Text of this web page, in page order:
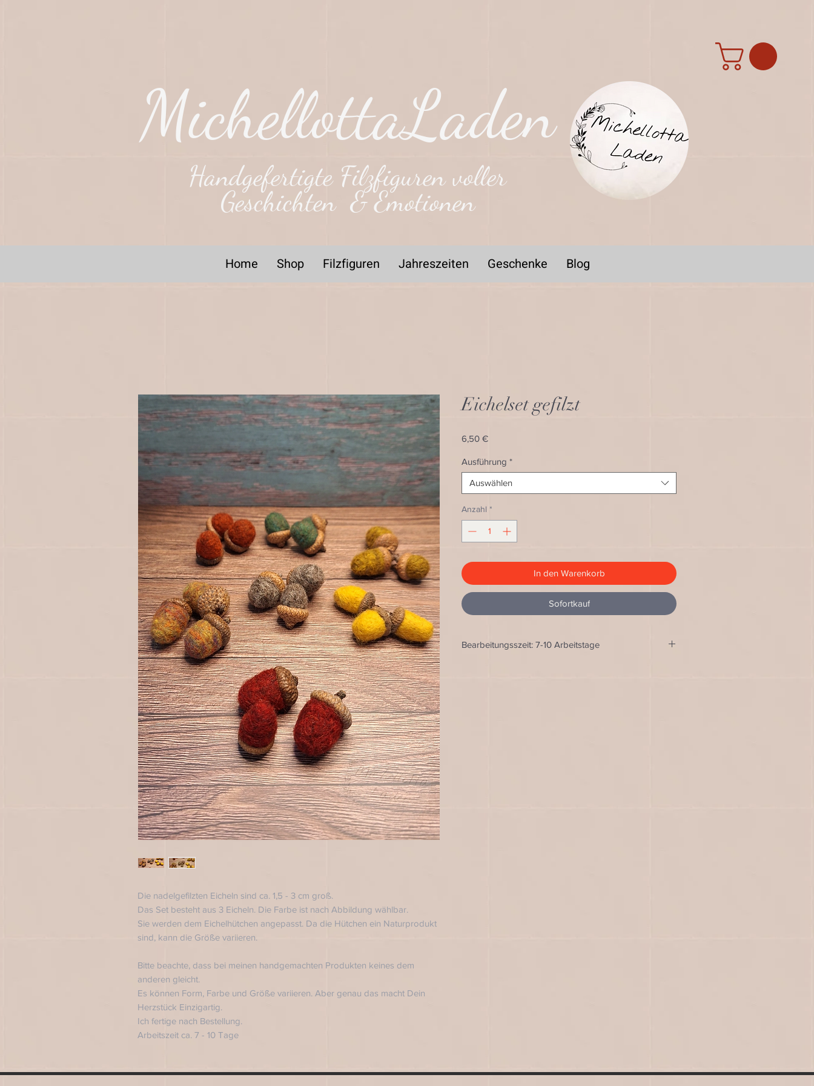
MichellottaLaden
Handgefertigte Filzfiguren voller
Geschichten & Emotionen
Home Shop Filzfiguren Jahreszeiten Geschenke Blog
Die nadelgefilzten Eicheln sind ca. 1,5 - 3 cm groß.
Das Set besteht aus 3 Eicheln. Die Farbe ist nach Abbildung wählbar.
Sie werden dem Eichelhütchen angepasst. Da die Hütchen ein Naturprodukt
sind, kann die Größe variieren.
Bitte beachte, dass bei meinen handgemachten Produkten keines dem
anderen gleicht.
Es können Form, Farbe und Größe variieren. Aber genau das macht Dein
Herzstück Einzigartig.
Ich fertige nach Bestellung.
Arbeitszeit ca. 7 - 10 Tage
Eichelset gefilzt
6,50 €Preis
Ausführung *
Auswählen
Anzahl *
In den Warenkorb
Sofortkauf
Bearbeitungsszeit: 7-10 Arbeitstage